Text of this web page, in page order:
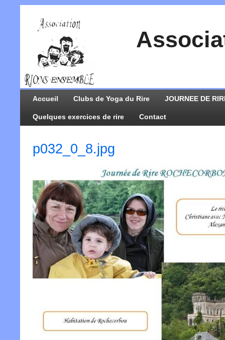
Accueil Clubs de Yoga du Rire JOURNEE DE
Quelques exercices de rire Contact
p032_0_8.jpg